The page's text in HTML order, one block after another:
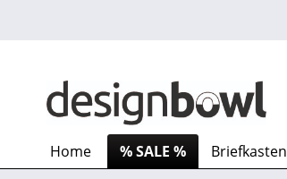
Home % SALE % Briefkasten